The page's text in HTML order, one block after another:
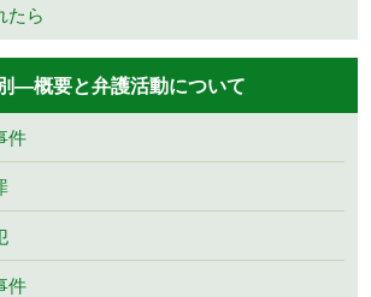
たら
―概要と弁護活動について
件
件